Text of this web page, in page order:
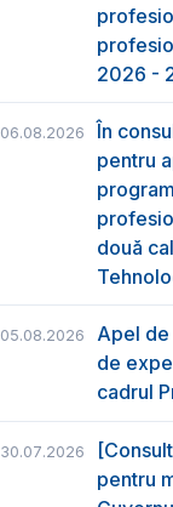
2026 -
06.08.2026
În
pentru
două
05.08.2026
Apel
de
cadrul
30.07.2026
pentru